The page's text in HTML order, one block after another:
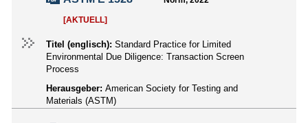
[AKTUELL]
Titel (englisch): Standard Practice for Limited
Environmental Due Diligence: Transaction Screen
Process
Herausgeber: American Society for Testing and
Materials (ASTM)